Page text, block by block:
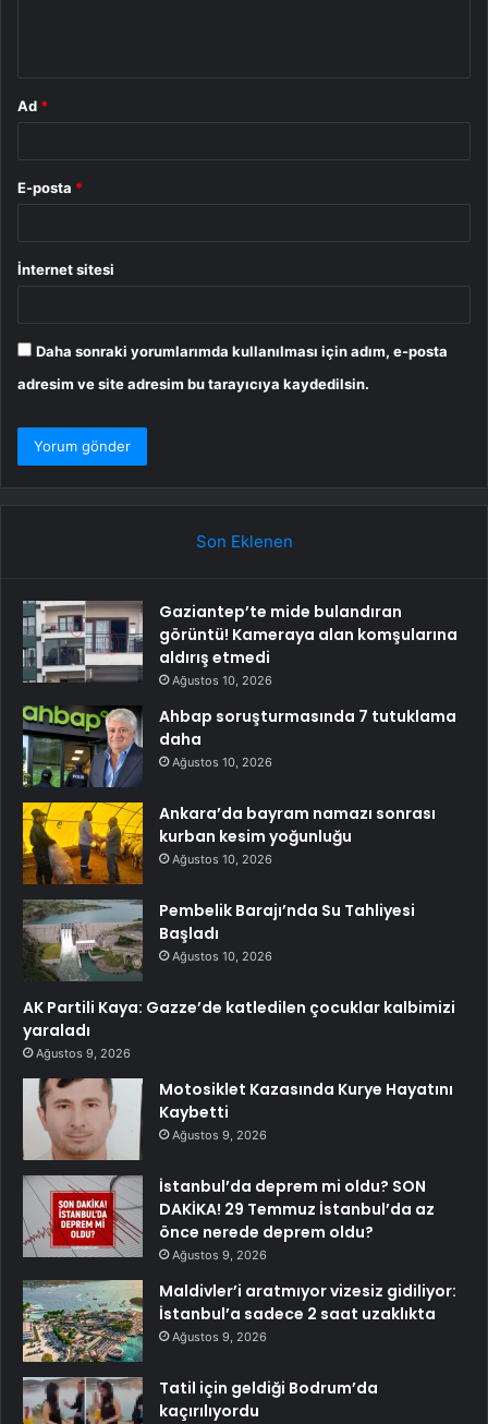
Ad *
E-posta *
İnternet sitesi
Daha sonraki yorumlarımda kullanılması için adım, e-posta
adresim ve site adresim bu tarayıcıya kaydedilsin.
Son Eklenen
Gaziantep’te mide bulandıran
görüntü! Kameraya alan komşularına
aldırış etmedi
Ağustos 10, 2026
Ahbap soruşturmasında 7 tutuklama
daha
Ağustos 10, 2026
Ankara’da bayram namazı sonrası
kurban kesim yoğunluğu
Ağustos 10, 2026
Pembelik Barajı’nda Su Tahliyesi
Başladı
Ağustos 10, 2026
AK Partili Kaya: Gazze’de katledilen çocuklar kalbimizi
yaraladı
Ağustos 9, 2026
Motosiklet Kazasında Kurye Hayatını
Kaybetti
Ağustos 9, 2026
İstanbul’da deprem mi oldu? SON
DAKİKA! 29 Temmuz İstanbul’da az
önce nerede deprem oldu?
Ağustos 9, 2026
Maldivler’i aratmıyor vizesiz gidiliyor:
İstanbul’a sadece 2 saat uzaklıkta
Ağustos 9, 2026
Tatil için geldiği Bodrum’da
kaçırılıyordu